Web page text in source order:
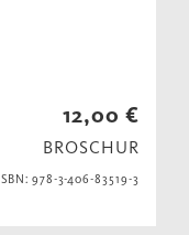
12,00 €
BROSCHUR
ISBN: 978-3-406-83519-3